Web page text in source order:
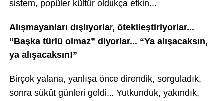
sistem, popüler kültür oldukça etkin...
Alışmayanları dışlıyorlar, ötekileştiriyorlar...
“Başka türlü olmaz” diyorlar... “Ya alışacaksın,
ya alışacaksın!”
Birçok yalana, yanlışa önce direndik, sorguladık,
sonra sükût günleri geldi... Yutkunduk, yakındık,